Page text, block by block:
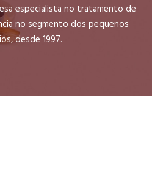
especialista no tratamento de
no segmento dos pequenos
desde 1997.